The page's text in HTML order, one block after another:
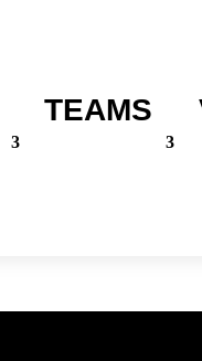
TEAMS